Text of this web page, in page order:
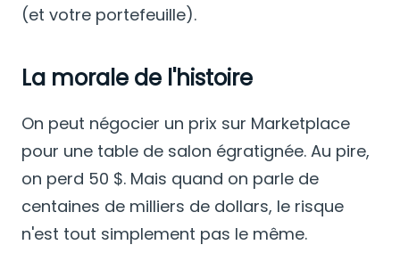
(et votre portefeuille).
La morale de l'histoire
On peut négocier un prix sur Marketplace
pour une table de salon égratignée. Au pire,
on perd 50 $. Mais quand on parle de
centaines de milliers de dollars, le risque
n'est tout simplement pas le même.